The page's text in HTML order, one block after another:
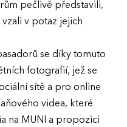
pečlivě představili,
v potaz jejich
se díky tomuto
fotografií, jež se
sítě a pro online
videa, které
na MUNI a propozici